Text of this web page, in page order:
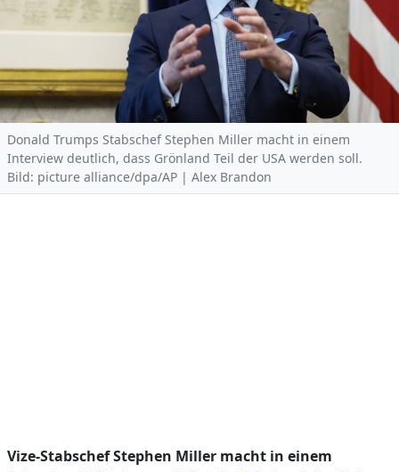
Donald Trumps Stabschef Stephen Miller macht in einem
Interview deutlich, dass Grönland Teil der USA werden soll.
Bild: picture alliance/dpa/AP | Alex Brandon
Vize-Stabschef Stephen Miller macht in einem